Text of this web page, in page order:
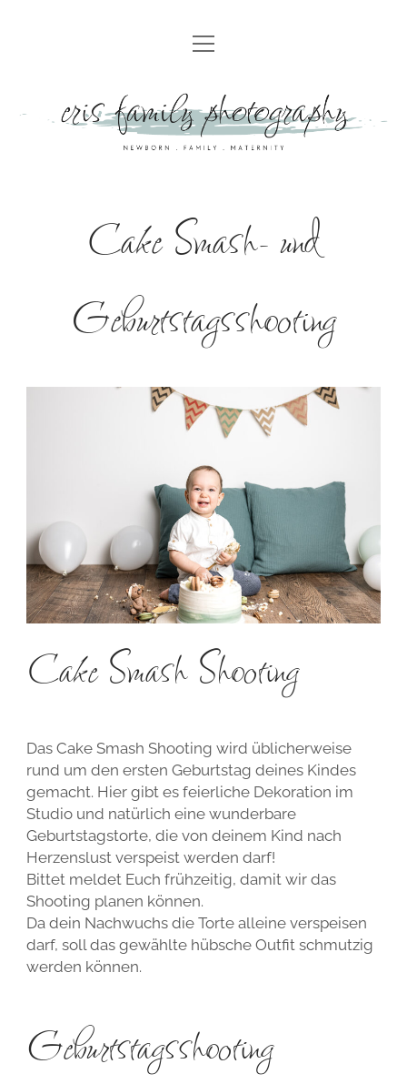
HOME
UNSER ANGEBOT
NEUGEBORENENFOTOGRAFIE
CAKE SMASH- UND GEBURTSTAGSSHOOTING
KINDERPARTY
TAUFBEGLEITUNG
GEBURTSFOTOGRAFIE
STYLE & SHOOT
STYLING
FOTOPRODUKTE
PREISE
TIPPS ZUR KLEIDERWAHL FÜR EUER FAMILIENSHOOTING
KONTAKT
UNSER STUDIO
FAQ UND BUCHUNGSINFORMATIONEN
STERNENKINDFOTOGRAFIE
MEHR VON ERIS …
IMPRESSUM
ALLGEMEINE GESCHÄFTSBEDINGUNGEN
DATENSCHUTZ
Cake Smash- und
Geburtstagsshooting
Cake Smash Shooting
Das Cake Smash Shooting wird üblicherweise
rund um den ersten Geburtstag deines Kindes
gemacht. Hier gibt es feierliche Dekoration im
Studio und natürlich eine wunderbare
Geburtstagstorte, die von deinem Kind nach
Herzenslust verspeist werden darf!
Bittet meldet Euch frühzeitig, damit wir das
Shooting planen können.
Da dein Nachwuchs die Torte alleine verspeisen
darf, soll das gewählte hübsche Outfit schmutzig
werden können.
Geburtstagsshooting